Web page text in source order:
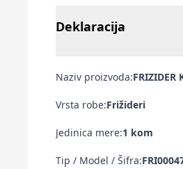
Deklaracija
Naziv proizvoda:FRIZIDER
Vrsta robe:Frižideri
Jedinica mere:1 kom
Tip / Model / Šifra: